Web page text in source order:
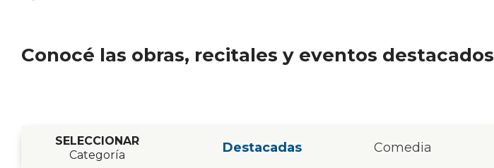
Conocé las obras, recitales y eventos destacados
SELECCIONAR
Categoría
Destacadas Comedia